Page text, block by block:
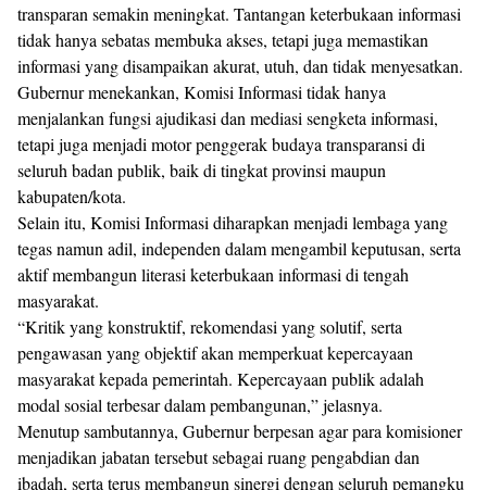
transparan semakin meningkat. Tantangan keterbukaan informasi
tidak hanya sebatas membuka akses, tetapi juga memastikan
informasi yang disampaikan akurat, utuh, dan tidak menyesatkan.
Gubernur menekankan, Komisi Informasi tidak hanya
menjalankan fungsi ajudikasi dan mediasi sengketa informasi,
tetapi juga menjadi motor penggerak budaya transparansi di
seluruh badan publik, baik di tingkat provinsi maupun
kabupaten/kota.
Selain itu, Komisi Informasi diharapkan menjadi lembaga yang
tegas namun adil, independen dalam mengambil keputusan, serta
aktif membangun literasi keterbukaan informasi di tengah
masyarakat.
“Kritik yang konstruktif, rekomendasi yang solutif, serta
pengawasan yang objektif akan memperkuat kepercayaan
masyarakat kepada pemerintah. Kepercayaan publik adalah
modal sosial terbesar dalam pembangunan,” jelasnya.
Menutup sambutannya, Gubernur berpesan agar para komisioner
menjadikan jabatan tersebut sebagai ruang pengabdian dan
ibadah, serta terus membangun sinergi dengan seluruh pemangku